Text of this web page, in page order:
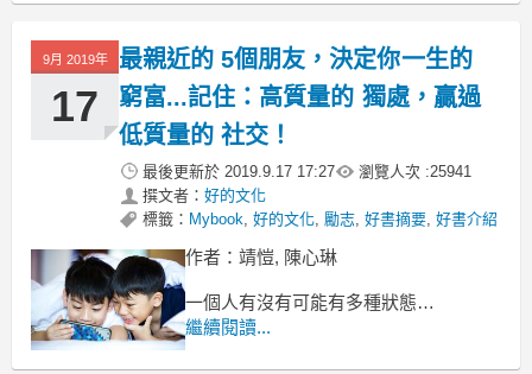
不是只為了過更好的日子，而是為了生
存！
文／靖愷, 陳心琳
9月 2019年
17
最親近的 5個朋友，決定你一生的
窮富...記住：高質量的 獨處，贏過
低質量的 社交！
最後更新於 2019.9.17 17:27 瀏覽人次 :25941
撰文者： 好的文化
標籤： Mybook, 好的文化, 勵志, 好書摘要, 好書介紹
作者：靖愷, 陳心琳
一個人有沒有可能有多種狀態？
答案是肯定的。
繼續閱讀...